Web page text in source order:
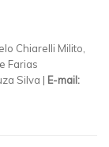
Chiarelli Milito,
Farias
Silva | E-mail: